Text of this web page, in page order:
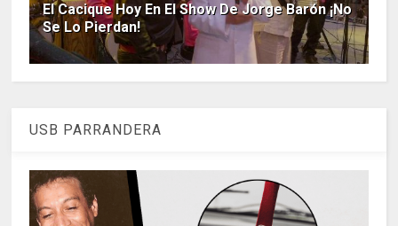
El Cacique Hoy En El Show De Jorge Barón ¡No
Se Lo Pierdan!
USB PARRANDERA